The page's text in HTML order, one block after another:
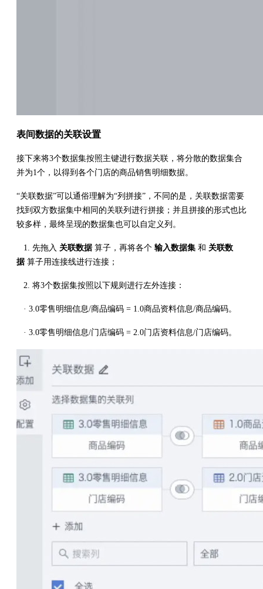
表间数据的关联设置
接下来将3个数据集按照主键进行数据关联，将分散的数据集合
并为1个，以得到各个门店的商品销售明细数据。
“关联数据”可以通俗理解为“列拼接”，不同的是，关联数据需要
找到双方数据集中相同的关联列进行拼接；并且拼接的形式也比
较多样，最终呈现的数据集也可以自定义列。
1. 先拖入 关联数据 算子，再将各个 输入数据集 和 关联数
据 算子用连接线进行连接；
2. 将3个数据集按照以下规则进行左外连接：
· 3.0零售明细信息/商品编码 = 1.0商品资料信息/商品编码。
· 3.0零售明细信息/门店编码 = 2.0门店资料信息/门店编码。